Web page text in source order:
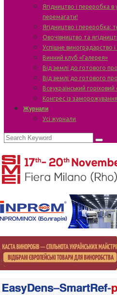
Ягідництво і переробка
перемагати!
Ягідництво і переробка:
Овочівництво та
Успішне виноградарство
Винний клуб «Галерея»
Від землі до готового
Від землі до готового
Всеукраїнський
Конгрес із
Журнали
Усі журнали